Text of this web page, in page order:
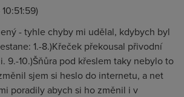
- tyhle chyby mi udělal, kdybych byl
1.-8.)Křeček překousal přivodní
9.-10.)Šňůra pod křeslem taky nebylo to
sjem si heslo do internetu, a net
poradily abych si ho změnil i v